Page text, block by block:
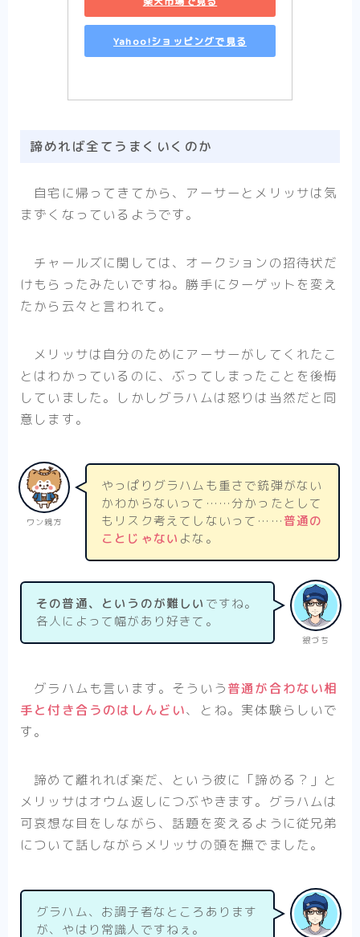
Yahoo!ショッピングで見る
諦めれば全てうまくいくのか
自宅に帰ってきてから、アーサーとメリッサは気
まずくなっているようです。
チャールズに関しては、オークションの招待状だ
けもらったみたいですね。勝手にターゲットを変え
たから云々と言われて。
メリッサは自分のためにアーサーがしてくれたこ
とはわかっているのに、ぶってしまったことを後悔
していました。しかしグラハムは怒りは当然だと同
意します。
ワン親方
やっぱりグラハムも重さで銃弾がない
かわからないって……分かったとして
もリスク考えてしないって……普通の
ことじゃない よな。
銀づち
その普通、というのが難しい ですね。
各人によって幅があり好きて。
グラハムも言います。そういう普通が合わない相
手と付き合うのはしんどい、とね。実体験らしいで
す。
諦めて離れれば楽だ、という彼に「諦める？」と
メリッサはオウム返しにつぶやきます。グラハムは
可哀想な目をしながら、話題を変えるように従兄弟
について話しながらメリッサの頭を撫でました。
グラハム、お調子者なところあります
が、やはり常識人ですねぇ。